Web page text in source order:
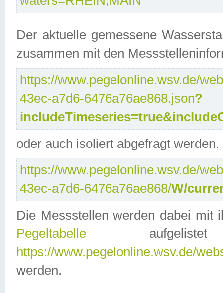
Der aktuelle gemessene
zusammen mit den
https://www.pegelonline.wsv.de/
43ec-a7d6-6476a76ae868.json?
oder auch isoliert abgefragt werden.
https://www.pegelonline.wsv.de/
43ec-a7d6-6476a76ae868/W/
Die Messstellen werden dabei mit
Pegeltabelle
https://www.pegelonline.wsv.de/
werden.